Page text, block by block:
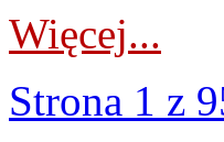
Więcej...
Strona 1 z